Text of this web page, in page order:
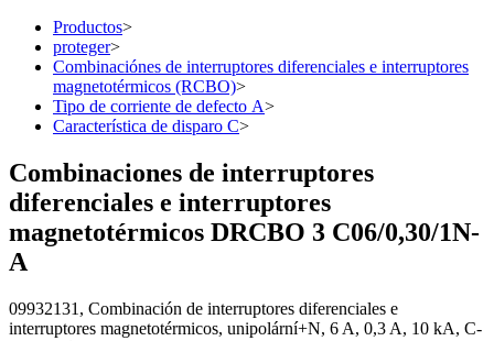
Productos>
proteger>
Combinaciónes de interruptores diferenciales e interruptores
magnetotérmicos (RCBO)>
Tipo de corriente de defecto A>
Característica de disparo C>
Combinaciones de interruptores
diferenciales e interruptores
magnetotérmicos DRCBO 3 C06/0,30/1N-
A
09932131, Combinación de interruptores diferenciales e
interruptores magnetotérmicos, unipolární+N, 6 A, 0,3 A, 10 kA, C-